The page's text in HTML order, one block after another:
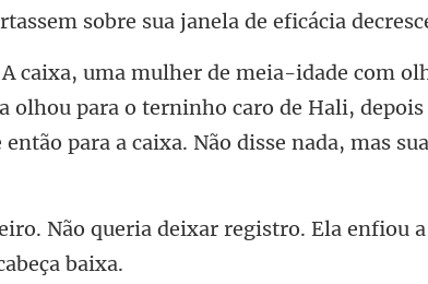
olhou para o terninho caro de Hali, depois
ixar registro. Ela enfiou